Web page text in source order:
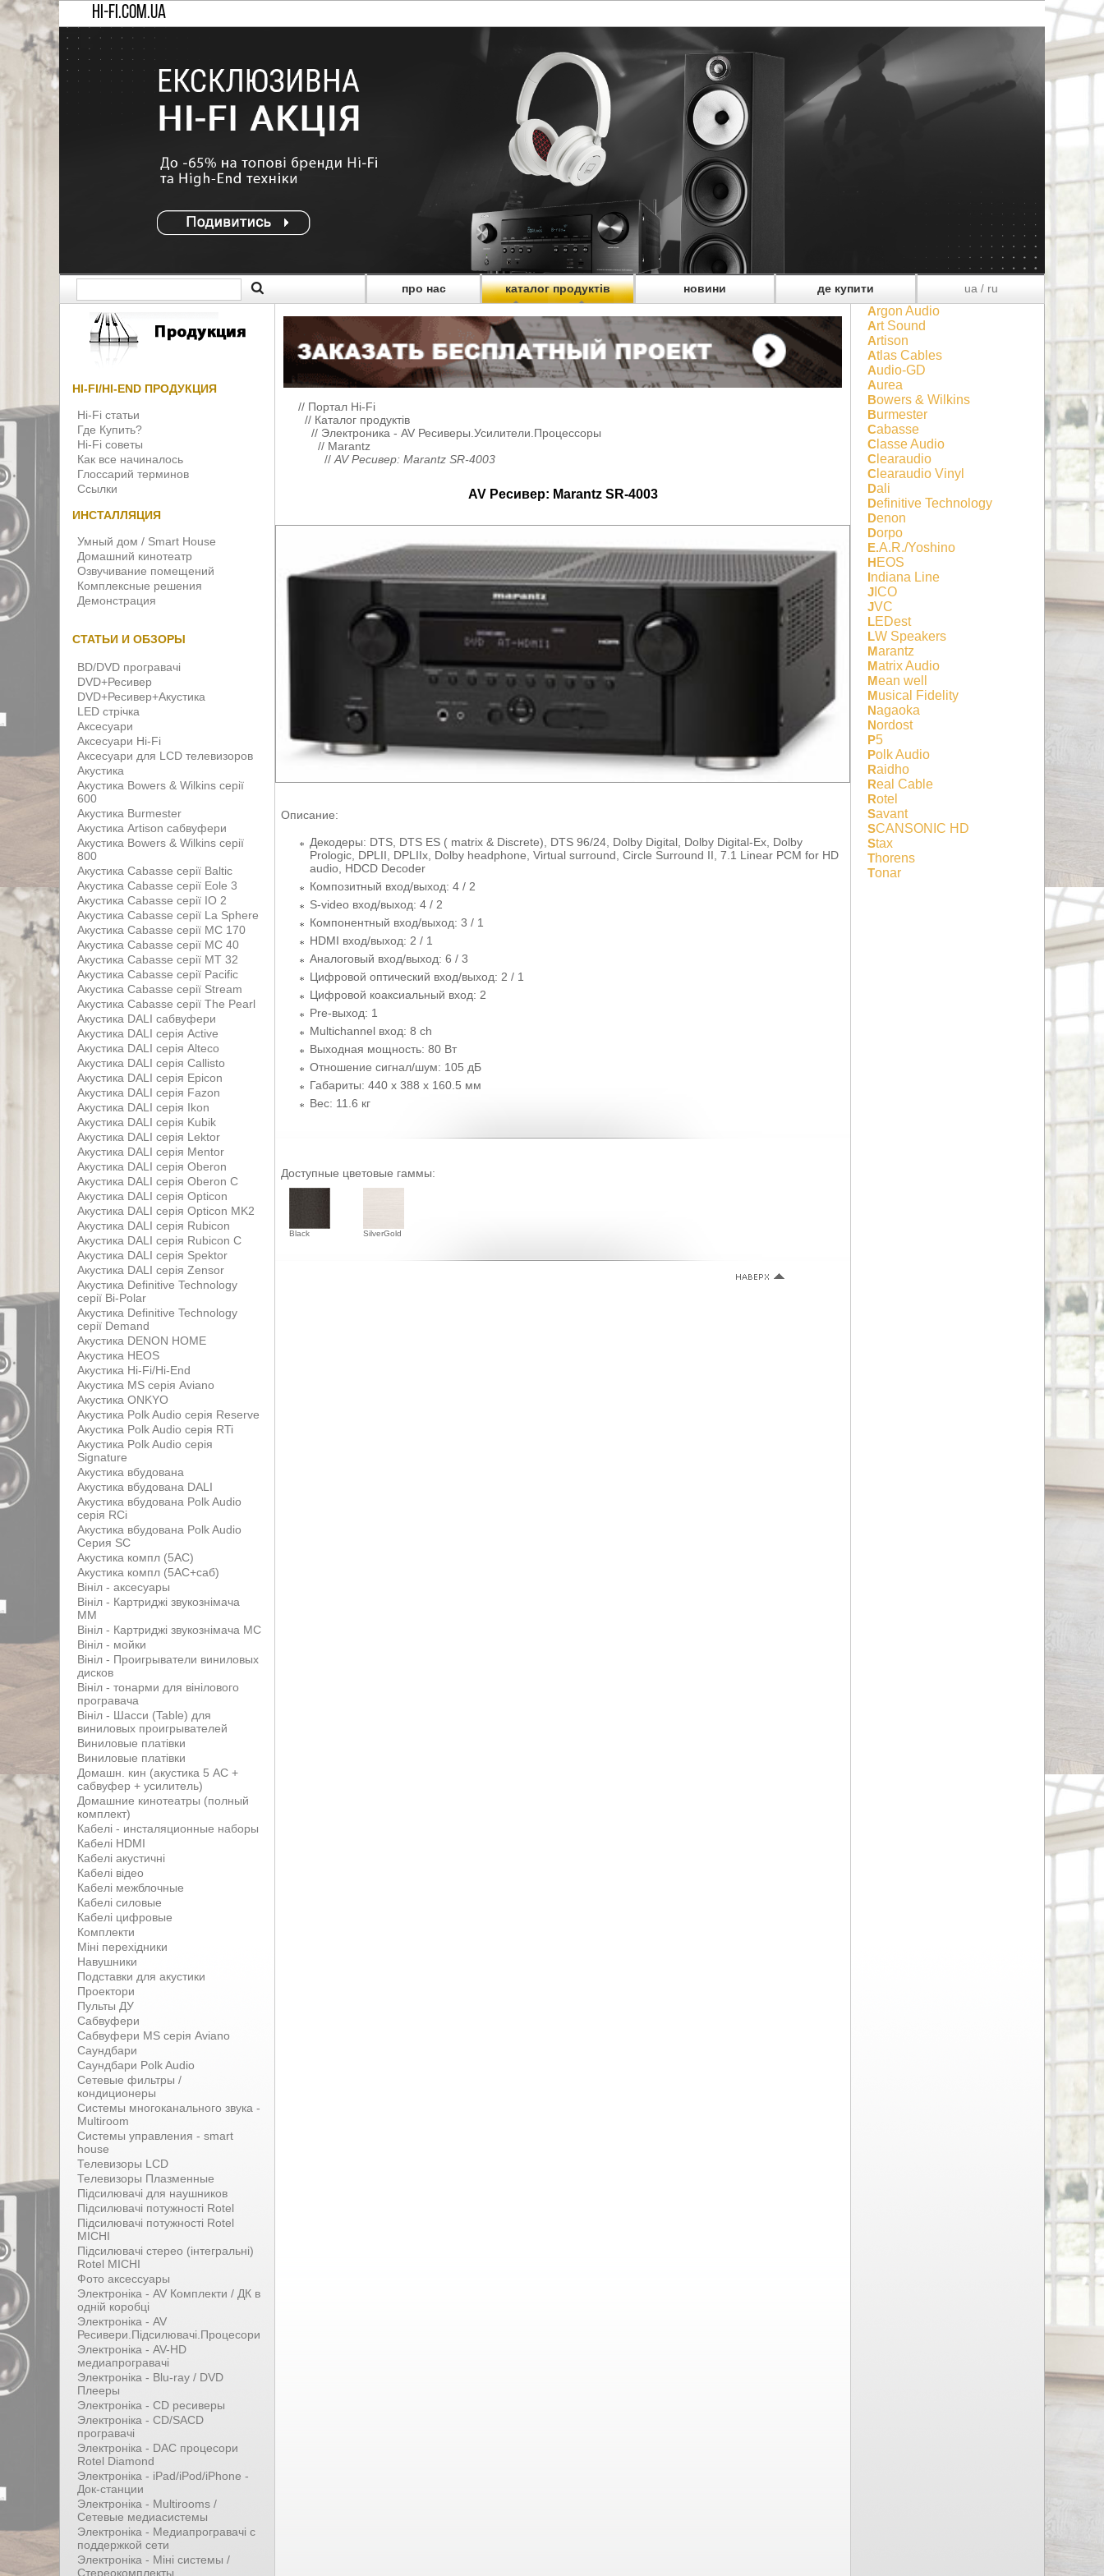
HI-FI.COM.UA
про нас каталог продуктів новини де купити ua/ ru
HI-FI/HI-END ПРОДУКЦИЯ
Hi-Fi статьи
Где Купить?
Hi-Fi советы
Как все начиналось
Глоссарий терминов
Ссылки
ИНСТАЛЛЯЦИЯ
Умный дом / Smart House
Домашний кинотеатр
Озвучивание помещений
Комплексные решения
Демонстрация
СТАТЬИ И ОБЗОРЫ
BD/DVD програвачі
DVD+Ресивер
DVD+Ресивер+Акустика
LED стрічка
Аксесуари
Аксесуари Hi-Fi
Аксесуари для LCD телевизоров
Акустика
Акустика Bowers & Wilkins серії
600
Акустика Burmester
Акустика Artison сабвуфери
Акустика Bowers & Wilkins серії
800
Акустика Cabasse серії Baltic
Акустика Cabasse серії Eole 3
Акустика Cabasse серії IO 2
Акустика Cabasse серії La Sphere
Акустика Cabasse серії MC 170
Акустика Cabasse серії MC 40
Акустика Cabasse серії MT 32
Акустика Cabasse серії Pacific
Акустика Cabasse серії Stream
Акустика Cabasse серії The Pearl
Акустика DALI сабвуфери
Акустика DALI серія Active
Акустика DALI серія Alteco
Акустика DALI серія Callisto
Акустика DALI серія Epicon
Акустика DALI серія Fazon
Акустика DALI серія Ikon
Акустика DALI серія Kubik
Акустика DALI серія Lektor
Акустика DALI серія Mentor
Акустика DALI серія Oberon
Акустика DALI серія Oberon С
Акустика DALI серія Opticon
Акустика DALI серія Opticon MK2
Акустика DALI серія Rubicon
Акустика DALI серія Rubicon С
Акустика DALI серія Spektor
Акустика DALI серія Zensor
Акустика Definitive Technology
серії Bi-Polar
Акустика Definitive Technology
серії Demand
Акустика DENON HOME
Акустика HEOS
Акустика Hi-Fi/Hi-End
Акустика MS серія Aviano
Акустика ONKYO
Акустика Polk Audio серія Reserve
Акустика Polk Audio серія RTi
Акустика Polk Audio серія
Signature
Акустика вбудована
Акустика вбудована DALI
Акустика вбудована Polk Audio
серія RCi
Акустика вбудована Polk Audio
Серия SC
Акустика компл (5АС)
Акустика компл (5АС+саб)
Вініл - аксесуары
Вініл - Картриджі звукознімача
MM
Вініл - Картриджі звукознімача MС
Вініл - мойки
Вініл - Проигрыватели виниловых
дисков
Вініл - тонарми для вінілового
програвача
Вініл - Шасси (Table) для
виниловых проигрывателей
Виниловые платівки
Виниловые платівки
Домашн. кин (акустика 5 АС +
сабвуфер + усилитель)
Домашние кинотеатры (полный
комплект)
Кабелі - инсталяционные наборы
Кабелі HDMI
Кабелі акустичні
Кабелі відео
Кабелі межблочные
Кабелі силовые
Кабелі цифровые
Комплекти
Міні перехідники
Навушники
Подставки для акустики
Проектори
Пульты ДУ
Сабвуфери
Сабвуфери MS серія Aviano
Саундбари
Саундбари Polk Audio
Сетевые фильтры /
кондиционеры
Системы многоканального звука -
Multiroom
Системы управления - smart
house
Телевизоры LCD
Телевизоры Плазменные
Підсилювачі для наушников
Підсилювачі потужності Rotel
Підсилювачі потужності Rotel
MICHI
Підсилювачі стерео (інтегральні)
Rotel MICHI
Фото аксессуары
Электроніка - AV Комплекти / ДК в
одній коробці
Электроніка - AV
Ресивери.Підсилювачі.Процесори
Электроніка - AV-HD
медиапрогравачі
Электроніка - Blu-ray / DVD
Плееры
Электроніка - CD ресиверы
Электроніка - CD/SACD
програвачі
Электроніка - DAC процесори
Rotel Diamond
Электроніка - iPad/iPod/iPhone -
Док-станции
Электроніка - Multirooms /
Сетевые медиасистемы
Электроніка - Медиапрогравачі с
поддержкой сети
Электроніка - Міні системы /
Стереокомплекты
// Портал Hi-Fi
// Каталог продуктів
// Электроника - AV Ресиверы.Усилители.Процессоры
// Marantz
// AV Ресивер: Marantz SR-4003
AV Ресивер: Marantz SR-4003
Описание:
Декодеры: DTS, DTS ES ( matrix & Discrete), DTS 96/24, Dolby Digital, Dolby Digital-Ex, Dolby
Prologic, DPLII, DPLIIx, Dolby headphone, Virtual surround, Circle Surround II, 7.1 Linear PCM for HD
audio, HDCD Decoder
Композитный вход/выход: 4 / 2
S-video вход/выход: 4 / 2
Компонентный вход/выход: 3 / 1
HDMI вход/выход: 2 / 1
Аналоговый вход/выход: 6 / 3
Цифровой оптический вход/выход: 2 / 1
Цифровой коаксиальный вход: 2
Pre-выход: 1
Multichannel вход: 8 ch
Выходная мощность: 80 Вт
Отношение сигнал/шум: 105 дБ
Габариты: 440 x 388 x 160.5 мм
Вес: 11.6 кг
Доступные цветовые гаммы:
Black SilverGold
Argon Audio
Art Sound
Artison
Atlas Cables
Audio-GD
Aurea
Bowers & Wilkins
Burmester
Cabasse
Classe Audio
Clearaudio
Clearaudio Vinyl
Dali
Definitive Technology
Denon
Dorpo
E.A.R./Yoshino
HEOS
Indiana Line
JICO
JVC
LEDest
LW Speakers
Marantz
Matrix Audio
Mean well
Musical Fidelity
Nagaoka
Nordost
P5
Polk Audio
Raidho
Real Cable
Rotel
Savant
SCANSONIC HD
Stax
Thorens
Tonar